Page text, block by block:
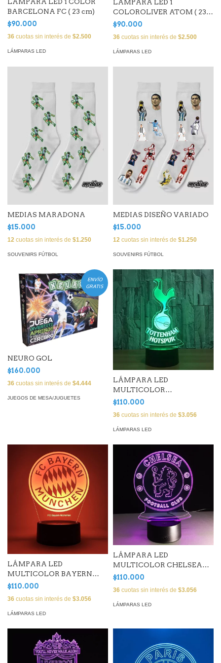
LÁMPARA LED 1 COLOR
BARCELONA FC ( 23 cm)
$90.000
36 cuotas sin interés de $2.500
LÁMPARAS LED
LÁMPARA LED 1
COLOROLIVER ATOM ( 23
cm)
$90.000
36 cuotas sin interés de $2.500
LÁMPARAS LED
MEDIAS MARADONA
$15.000
12 cuotas sin interés de $1.250
SOUVENIRS FÚTBOL
MEDIAS DISEÑO VARIADO
$15.000
12 cuotas sin interés de $1.250
SOUVENIRS FÚTBOL
ENVÍO
GRATIS
NEURO GOL
$160.000
36 cuotas sin interés de $4.444
JUEGOS DE MESA/JUGUETES
LÁMPARA LED
MULTICOLOR
TOTTENHAM (25 cm)
$110.000
36 cuotas sin interés de $3.056
LÁMPARAS LED
LÁMPARA LED
MULTICOLOR BAYERN
MUNICH
$110.000
36 cuotas sin interés de $3.056
LÁMPARAS LED
LÁMPARA LED
MULTICOLOR CHELSEA
(25 CM)
$110.000
36 cuotas sin interés de $3.056
LÁMPARAS LED